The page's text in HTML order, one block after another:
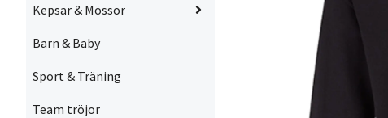
Kepsar & Mössor
Barn & Baby
Sport & Träning
Team tröjor